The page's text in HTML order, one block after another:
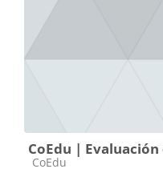
CoEdu | Evaluación
Course category
CoEdu